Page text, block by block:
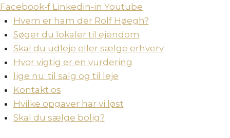
Skip
to
content
Facebook-f Linkedin-in Youtube
Hvem er ham der Rolf Høegh?
Søger du lokaler til ejendom
Skal du udleje eller sælge erhverv
Hvor vigtig er en vurdering
lige nu: til salg og til leje
Kontakt os
Hvilke opgaver har vi løst
Skal du sælge bolig?